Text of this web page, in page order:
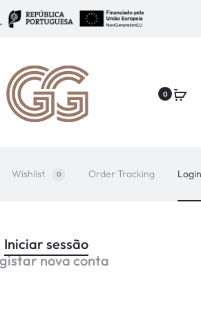
0
Wishlist 0 Order Tracking Login
Iniciar sessão
nova conta